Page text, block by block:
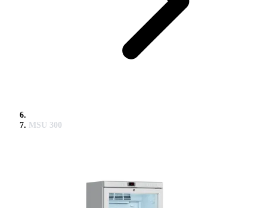
MSU 300